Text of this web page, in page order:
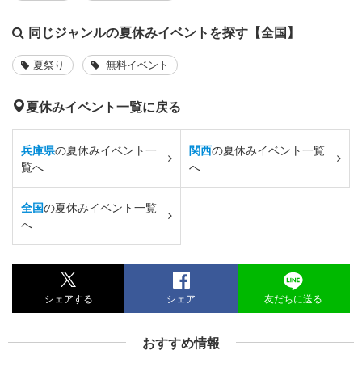
同じジャンルの夏休みイベントを探す【全国】
夏祭り 無料イベント
夏休みイベント一覧に戻る
兵庫県の夏休みイベント一
覧へ
関西の夏休みイベント一覧
へ
全国の夏休みイベント一覧
へ
シェアする シェア 友だちに送る
おすすめ情報